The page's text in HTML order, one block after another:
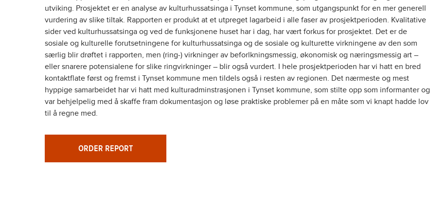
utviking. Prosjektet er en analyse av kulturhussatsinga i Tynset kommune, som utgangspunkt for en mer generell
vurdering av slike tiltak. Rapporten er produkt at et utpreget lagarbeid i alle faser av prosjektperioden. Kvalitative
sider ved kulturhussatsinga og ved de funksjonene huset har i dag, har vært forkus for prosjektet. Det er de
sosiale og kulturelle forutsetningene for kulturhussatsinga og de sosiale og kulturette virkningene av den som
særlig blir drøftet i rapporten, men (ring-) virkninger av beforlkningsmessig, økonomisk og næringsmessig art –
eller snarere potensialene for slike ringvirkninger – blir også vurdert. I hele prosjektperioden har vi hatt en bred
kontaktflate først og fremst i Tynset kommune men tildels også i resten av regionen. Det nærmeste og mest
hyppige samarbeidet har vi hatt med kulturadminstrasjonen i Tynset kommune, som stilte opp som informanter og
var behjelpelig med å skaffe fram dokumentasjon og løse praktiske problemer på en måte som vi knapt hadde lov
til å regne med.
ORDER REPORT